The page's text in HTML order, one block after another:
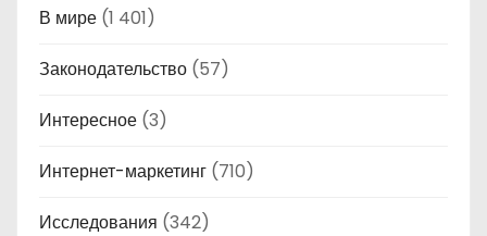
В мире (1 401)
Законодательство (57)
Интересное (3)
Интернет-маркетинг (710)
Исследования (342)